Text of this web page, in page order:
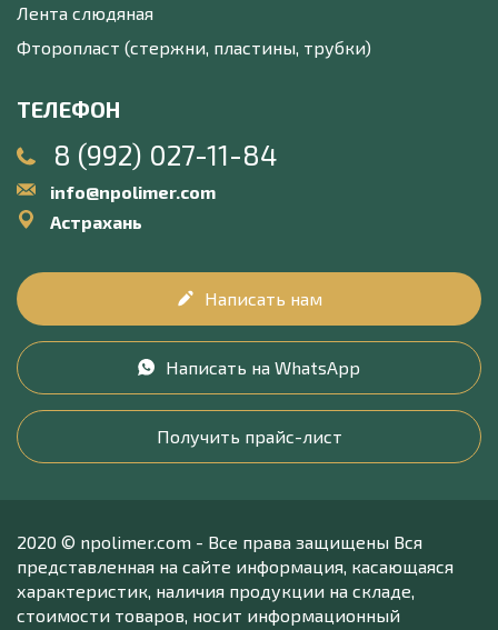
Лента слюдяная
Фторопласт (стержни, пластины, трубки)
ТЕЛЕФОН
8 (992) 027-11-84
info@npolimer.com
Астрахань
Написать нам
Написать на WhatsApp
Получить прайс-лист
2020 © npolimer.com - Все права защищены Вся
представленная на сайте информация, касающаяся
характеристик, наличия продукции на складе,
стоимости товаров, носит информационный